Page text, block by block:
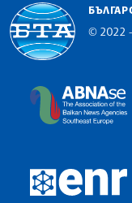
© 2022 -